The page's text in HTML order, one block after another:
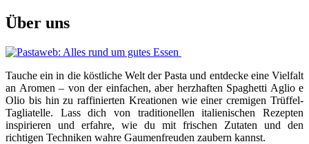
Über uns
Tauche ein in die köstliche Welt der Pasta und entdecke eine Vielfalt
an Aromen – von der einfachen, aber herzhaften Spaghetti Aglio e
Olio bis hin zu raffinierten Kreationen wie einer cremigen Trüffel-
Tagliatelle. Lass dich von traditionellen italienischen Rezepten
inspirieren und erfahre, wie du mit frischen Zutaten und den
richtigen Techniken wahre Gaumenfreuden zaubern kannst.